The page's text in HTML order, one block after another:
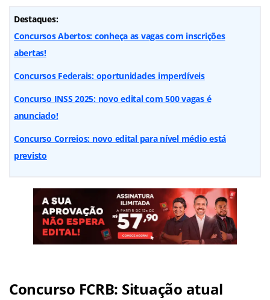
Destaques:
Concursos Abertos: conheça as vagas com inscrições
abertas!
Concursos Federais: oportunidades imperdíveis
Concurso INSS 2025: novo edital com 500 vagas é
anunciado!
Concurso Correios: novo edital para nível médio está
previsto
Concurso FCRB: Situação atual